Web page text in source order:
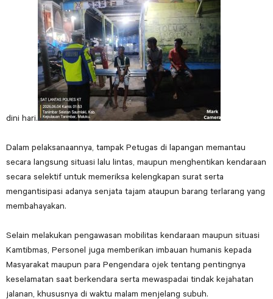
dini hari.
Dalam pelaksanaannya, tampak Petugas di lapangan memantau
secara langsung situasi lalu lintas, maupun menghentikan kendaraan
secara selektif untuk memeriksa kelengkapan surat serta
mengantisipasi adanya senjata tajam ataupun barang terlarang yang
membahayakan.
Selain melakukan pengawasan mobilitas kendaraan maupun situasi
Kamtibmas, Personel juga memberikan imbauan humanis kepada
Masyarakat maupun para Pengendara ojek tentang pentingnya
keselamatan saat berkendara serta mewaspadai tindak kejahatan
jalanan, khususnya di waktu malam menjelang subuh.